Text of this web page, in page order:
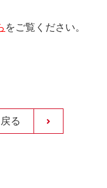
をご覧ください。
る